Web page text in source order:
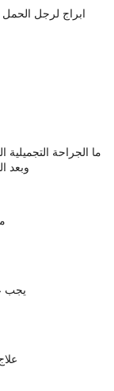
ما الجراحة التجميلية
وبعد
يجب